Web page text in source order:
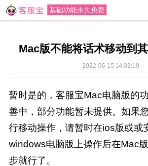
基础功能永久免费
Mac版不能将话术移动到
2022-06-15 14:33:19
暂时是的，客服宝Mac电脑版的
善中，部分功能暂未提供。如果
行移动操作，请暂时在ios版或或
windows电脑版上操作后在Mac
步就行了。